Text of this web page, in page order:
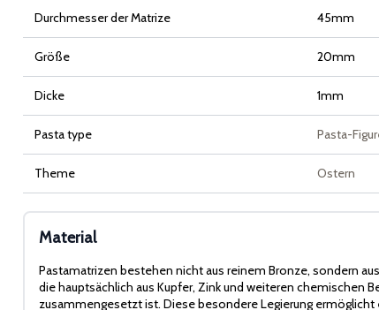
Durchmesser der Matrize 45mm
Größe 20mm
Dicke 1mm
Pasta type Pasta-
Theme Ostern
Material
Pastamatrizen bestehen nicht aus reinem Bronze, sondern
die hauptsächlich aus Kupfer, Zink und weiteren chemischen
zusammengesetzt ist. Diese besondere Legierung ermöglicht